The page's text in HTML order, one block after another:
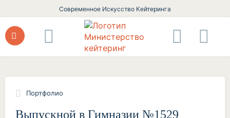
Современное Искусство Кейтеринга
Портфолио
Выпускной в Гимназии №1529